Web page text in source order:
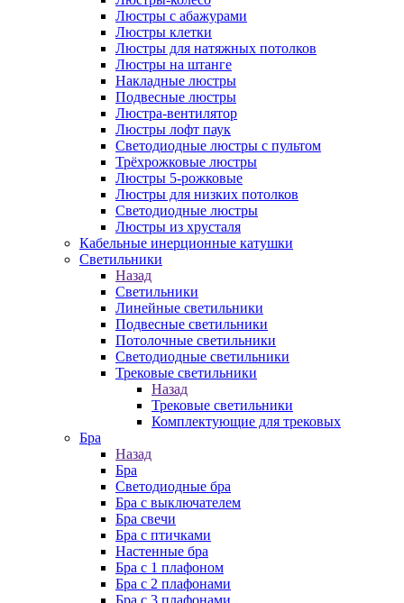
Люстры с абажурами
Люстры клетки
Люстры для натяжных потолков
Люстры на штанге
Накладные люстры
Подвесные люстры
Люстра-вентилятор
Люстры лофт паук
Светодиодные люстры с пультом
Трёхрожковые люстры
Люстры 5-рожковые
Люстры для низких потолков
Cветодиодные люстры
Люстры из хрусталя
Кабельные инерционные катушки
Светильники
Назад
Светильники
Линейные светильники
Подвесные светильники
Потолочные светильники
Светодиодные светильники
Трековые светильники
Назад
Трековые светильники
Комплектующие для трековых
Бра
Назад
Бра
Светодиодные бра
Бра с выключателем
Бра свечи
Бра с птичками
Настенные бра
Бра с 1 плафоном
Бра с 2 плафонами
Бра с 3 плафонами